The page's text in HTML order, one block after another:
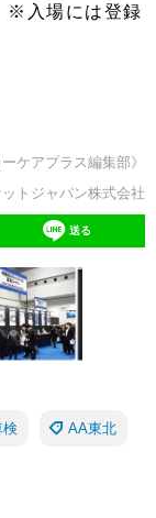
※入場には登録
ーケアプラス編集部》
トジャパン株式会社
送る
検 AA東北